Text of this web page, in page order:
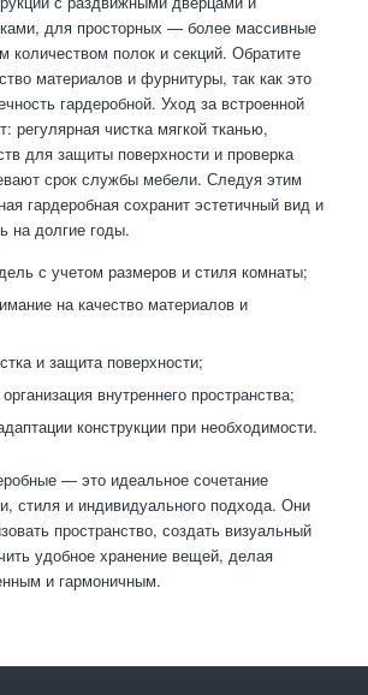
для просторных — более массивные
количеством полок и секций. Обратите
материалов и фурнитуры, так как это
гардеробной. Уход за встроенной
регулярная чистка мягкой тканью,
для защиты поверхности и проверка
срок службы мебели. Следуя этим
гардеробная сохранит эстетичный вид и
на долгие годы.
с учетом размеров и стиля комнаты;
на качество материалов и
и защита поверхности;
внутреннего пространства;
конструкции при необходимости.
— это идеальное сочетание
стиля и индивидуального подхода. Они
пространство, создать визуальный
удобное хранение вещей, делая
и гармоничным.